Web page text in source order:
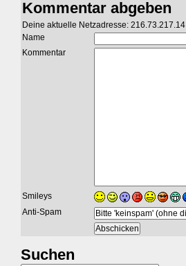
Kommentar abgeben
Deine aktuelle Netzadresse: 216.73.217.14
Name
Kommentar
Smileys
Anti-Spam
Suchen